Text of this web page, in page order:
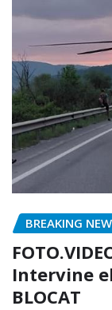
BREAKING
Intervine
BLOCAT